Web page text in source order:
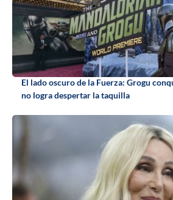
El lado oscuro de la Fuerza: Grogu
no logra despertar la taquilla